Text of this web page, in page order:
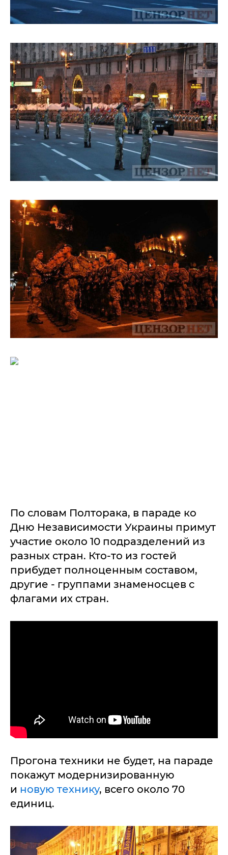
По словам Полторака, в параде ко
Дню Независимости Украины примут
участие около 10 подразделений из
разных стран. Кто-то из гостей
прибудет полноценным составом,
другие - группами знаменосцев с
флагами их стран.
Прогона техники не будет, на параде
покажут модернизированную
и новую технику, всего около 70
единиц.